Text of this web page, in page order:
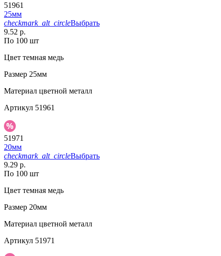
51961
25мм
checkmark_alt_circleВыбрать
9.52 р.
По 100 шт
Цвет темная медь
Размер 25мм
Материал цветной металл
Артикул 51961
51971
20мм
checkmark_alt_circleВыбрать
9.29 р.
По 100 шт
Цвет темная медь
Размер 20мм
Материал цветной металл
Артикул 51971